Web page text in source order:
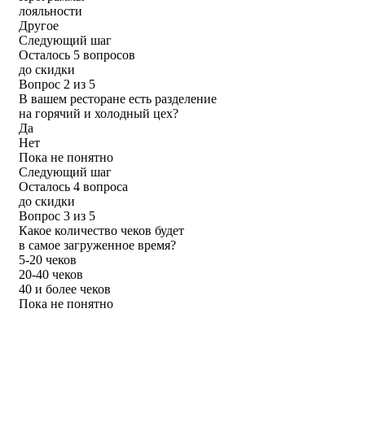
лояльности
Другое
Следующий шаг
Осталось 5 вопросов
до скидки
Вопрос 2 из 5
В вашем ресторане есть разделение
на горячий и холодный цех?
Да
Нет
Пока не понятно
Следующий шаг
Осталось 4 вопроса
до скидки
Вопрос 3 из 5
Какое количество чеков будет
в самое загруженное время?
5-20 чеков
20-40 чеков
40 и более чеков
Пока не понятно